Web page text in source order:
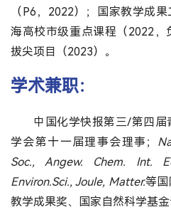
（P6，2022）；国家教学成
海高校市级重点课程（2022
拔尖项目（2023）。
学术兼职：
中国化学快报第三/第四
学会第十一届理事会理事；
Soc., Angew. Chem. Int.
Environ.Sci., Joule, Matter.等国
教学成果奖、国家自然科学基金